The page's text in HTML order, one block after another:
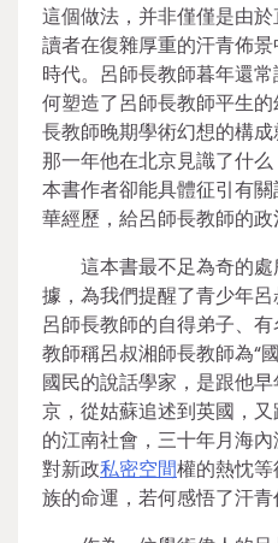
這個做法，并非僅僅是由
讀者在復雜厚重的汗青佈
時代。呂師長教師暮年還
何塑造了呂師長教師平生
長教師晚期學術幻想的構
那一年他在北京見識了什
本書作者卻能具體征引有
華經歷，給呂師長教師的
這本書最不足為奇的
據，為我們提醒了青少年
呂師長教師的自得弟子、
教師稱呂叔湘師長教師為“
國民的說話學家，是跟他
京，從姑蘇追述到英國，
的江南社會，三十年月海
對新政私密空間權的熱忱
族的命運，若何感悟了汗青